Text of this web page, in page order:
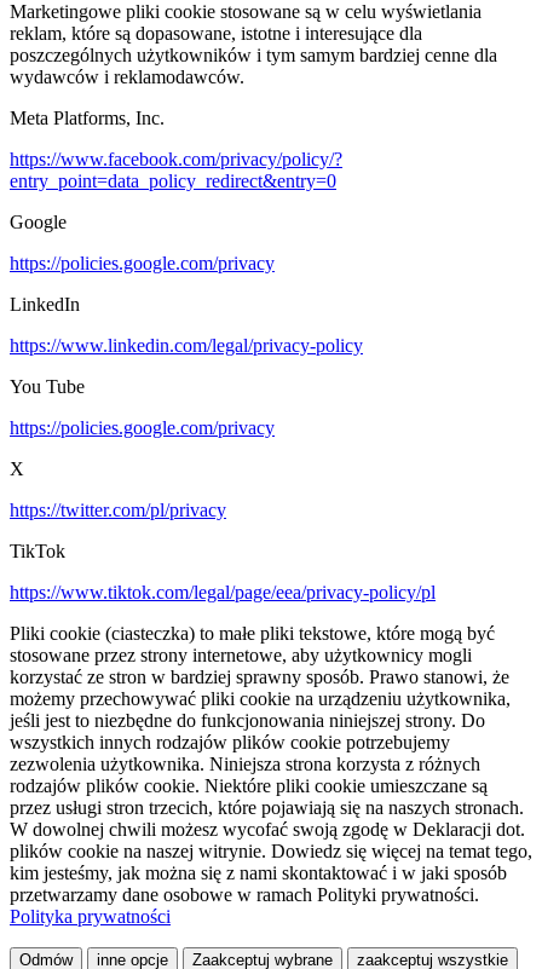
Marketingowe pliki cookie stosowane są w celu wyświetlania
reklam, które są dopasowane, istotne i interesujące dla
poszczególnych użytkowników i tym samym bardziej cenne dla
wydawców i reklamodawców.
Meta Platforms, Inc.
https://www.facebook.com/privacy/policy/?
entry_point=data_policy_redirect&entry=0
Google
https://policies.google.com/privacy
LinkedIn
https://www.linkedin.com/legal/privacy-policy
You Tube
https://policies.google.com/privacy
X
https://twitter.com/pl/privacy
TikTok
https://www.tiktok.com/legal/page/eea/privacy-policy/pl
Pliki cookie (ciasteczka) to małe pliki tekstowe, które mogą być
stosowane przez strony internetowe, aby użytkownicy mogli
korzystać ze stron w bardziej sprawny sposób. Prawo stanowi, że
możemy przechowywać pliki cookie na urządzeniu użytkownika,
jeśli jest to niezbędne do funkcjonowania niniejszej strony. Do
wszystkich innych rodzajów plików cookie potrzebujemy
zezwolenia użytkownika. Niniejsza strona korzysta z różnych
rodzajów plików cookie. Niektóre pliki cookie umieszczane są
przez usługi stron trzecich, które pojawiają się na naszych stronach.
W dowolnej chwili możesz wycofać swoją zgodę w Deklaracji dot.
plików cookie na naszej witrynie. Dowiedz się więcej na temat tego,
kim jesteśmy, jak można się z nami skontaktować i w jaki sposób
przetwarzamy dane osobowe w ramach Polityki prywatności.
Polityka prywatności
Odmów inne opcje Zaakceptuj wybrane zaakceptuj wszystkie